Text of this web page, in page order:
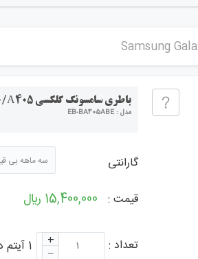
باطری سامسونگ گلکسی Samsung Galaxy A40/A405
مدل : EB-BA405ABE
گارانتی سه ماهه بی
قیمت : 15,400,000 ﷼
1 آیتم در انبار تعداد : +
–